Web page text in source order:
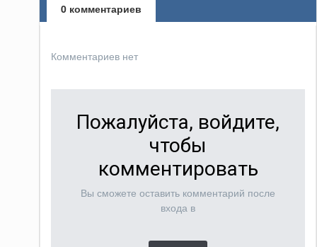
0 комментариев
Комментариев нет
Пожалуйста, войдите,
чтобы
комментировать
Вы сможете оставить комментарий после
входа в